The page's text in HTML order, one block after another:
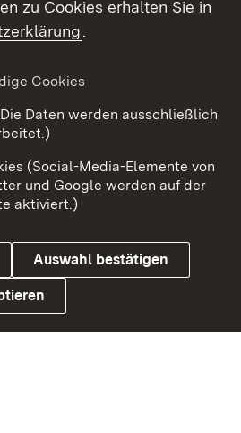
Barrierefreiheit
Cookies
zu Cookies erhalten Sie in
.
Cookies
Daten werden ausschließlich
(Social-Media-Elemente von
und Google werden auf der
aktiviert.)
Auswahl bestätigen